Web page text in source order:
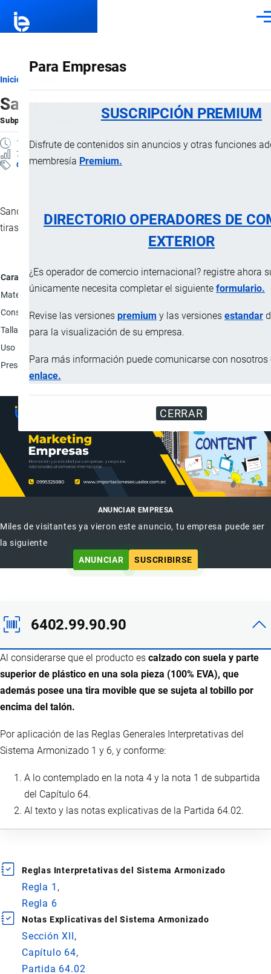
Para Empresas
SUSCRIPCIÓN PREMIUM
Disfrute de contenidos sin anuncios y otras funciones
membresía Premium.
DIRECTORIO OPERADORES DE
EXTERIOR
¿Es operador de comercio internacional? registre ahora
únicamente necesita completar el siguiente formulario.
Revise las versiones premium y las versiones estandar
para la visualización de su empresa.
Para más información puede comunicarse con nosotros
enlace.
CERRAR
Ruta
de
navegación
Inicio
Sandalia crocs para mujer
Subpartida Arancelaria porImportaciones …, 23 Marzo, 2025
1 MINUTO
7 VISTAS
Clasificación Arancelaria
Sandalia de verano para mujer, sin forro, con perforaciones,
tiras movibles para el tobillo, no cubre el talón.
Característica
Descripción
Material
100% EVA (copolímero de etileno y acetato de vinilo).
Construcción
Moldeado por inyección (1 sola pieza).
Tallas
35 - 40
Uso
Presentación
En pares.
ANUNCIAR EMPRESA
Miles de visitantes ya vieron este anuncio, tu empresa puede ser
la siguiente
ANUNCIAR
SUSCRIBIRSE
6402.99.90.90
Al considerarse que el producto es calzado con suela y parte
superior de plástico en una sola pieza (100% EVA), que
además posee una tira movible que se sujeta al tobillo por
encima del talón.
Por aplicación de las Reglas Generales Interpretativas del
Sistema Armonizado 1 y 6, y conforme:
A lo contemplado en la nota 4 y la nota 1 de subpartida
del Capítulo 64.
Al texto y las notas explicativas de la Partida 64.02.
Reglas Interpretativas del Sistema Armonizado
Regla 1
Regla 6
Notas Explicativas del Sistema Armonizado
Sección XII
Capítulo 64
Partida 64.02